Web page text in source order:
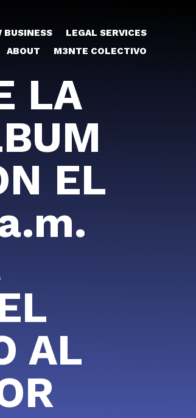
BUSINESS
LEGAL SERVICES
ABOUT
M3NTE COLECTIVO
LA
EL
AL